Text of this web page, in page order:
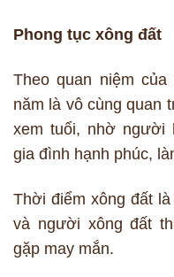
Phong tục xông đất
Theo quan niệm
năm là vô cùng quan
xem tuổi, nhờ người
gia đình hạnh phúc,
Thời điểm xông đất
và người xông đất
gặp may mắn.